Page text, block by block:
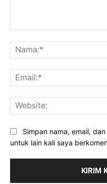
Simpan nama, email,
untuk lain kali saya